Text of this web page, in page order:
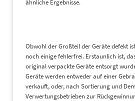
ähnliche Ergebnisse.
Obwohl der Großteil der Geräte defekt
noch einige fehlerfrei. Erstaunlich ist,
original verpackte Geräte entsorgt
Geräte werden entweder auf einer
verkauft, oder, nach Sortierung und
Verwertungsbetrieben zur